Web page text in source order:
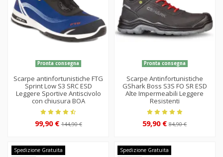
Pronta consegna
Scarpe antinfortunistiche FTG
Sprint Low S3 SRC ESD
Leggere Sportive Antiscivolo
con chiusura BOA
99,90 €144,90 €
Pronta consegna
Scarpe Antinfortunistiche
GShark Boss S3S FO SR ESD
Alte Impermeabili Leggere
Resistenti
59,90 €84,90 €
Spedizione Gratuita
Spedizione Gratuita